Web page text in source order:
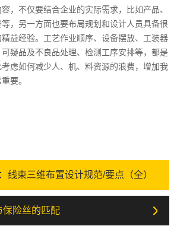
，不仅要结合企业的实际需求，比如产品、
，另一方面也要布局规划和设计人员具备很
益经验。工艺作业顺序、设备摆放、工装器
疑品及不良品处理、检测工序安排等，都是
虑如何减少人、机、料资源的浪费，增加我
要。
线束三维布置设计规范/要点（全）
保险丝的匹配